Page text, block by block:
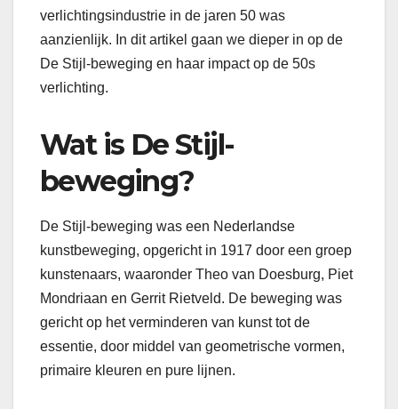
verlichtingsindustrie in de jaren 50 was
aanzienlijk. In dit artikel gaan we dieper in op de
De Stijl-beweging en haar impact op de 50s
verlichting.
Wat is De Stijl-
beweging?
De Stijl-beweging was een Nederlandse
kunstbeweging, opgericht in 1917 door een groep
kunstenaars, waaronder Theo van Doesburg, Piet
Mondriaan en Gerrit Rietveld. De beweging was
gericht op het verminderen van kunst tot de
essentie, door middel van geometrische vormen,
primaire kleuren en pure lijnen.